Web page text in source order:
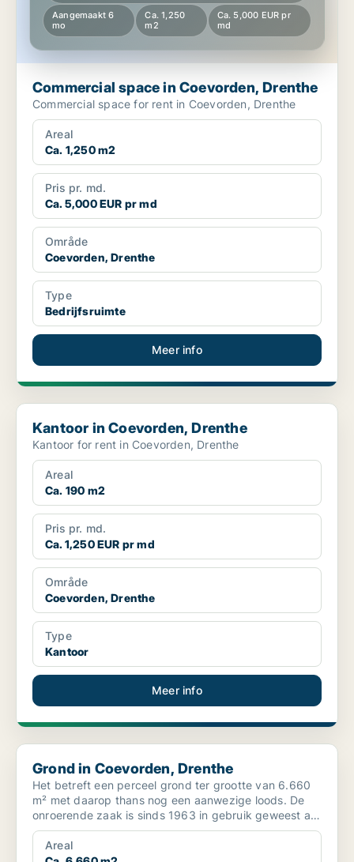
Aangemaakt 6
mo
Ca. 1,250
m2
Ca. 5,000 EUR pr
md
Commercial space in Coevorden, Drenthe
Commercial space for rent in Coevorden, Drenthe
Areal
Ca. 1,250 m2
Pris pr. md.
Ca. 5,000 EUR pr md
Område
Coevorden, Drenthe
Type
Bedrijfsruimte
Meer info
Kantoor in Coevorden, Drenthe
Kantoor in Coevorden, Drenthe
Kantoor for rent in Coevorden, Drenthe
Areal
Ca. 190 m2
Pris pr. md.
Ca. 1,250 EUR pr md
Område
Coevorden, Drenthe
Type
Kantoor
Meer info
Grond in Coevorden, Drenthe
Grond in Coevorden, Drenthe
Het betreft een perceel grond ter grootte van 6.660
m² met daarop thans nog een aanwezige loods. De
onroerende zaak is sinds 1963 in gebruik geweest als
bedr...
Areal